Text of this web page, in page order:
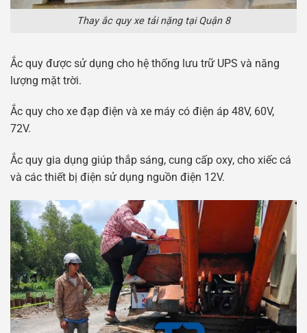
Thay ắc quy xe tải nặng tại Quận 8
Ắc quy được sử dụng cho hệ thống lưu trữ UPS và năng
lượng mặt trời.
Ắc quy cho xe đạp điện và xe máy có điện áp 48V, 60V,
72V.
Ắc quy gia dụng giúp thắp sáng, cung cấp oxy, cho xiếc cá
và các thiết bị điện sử dụng nguồn điện 12V.